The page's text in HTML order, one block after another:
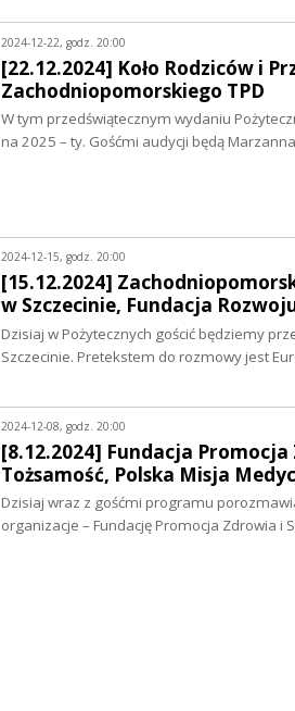
2024-12-22, godz. 20:00
[22.12.2024] Koło Rodziców i
Zachodniopomorskiego TPD
W tym przedświątecznym wydaniu
na 2025 – ty. Gośćmi audycji będą
2024-12-15, godz. 20:00
[15.12.2024]
w Szczecinie, Fundacja
Dzisiaj w Pożytecznych gościć będziemy
Szczecinie. Pretekstem do rozmowy jest
2024-12-08, godz. 20:00
[8.12.2024] Fundacja
Tożsamość, Polska Misja
Dzisiaj wraz z gośćmi programu
organizacje – Fundację Promocja Zdrowia i